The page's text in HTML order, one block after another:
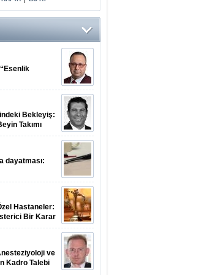
“Esenlik
Bekleyiş:
Takımı
dayatması:
Hastaneler:
Bir Karar
ve
Kadro Talebi